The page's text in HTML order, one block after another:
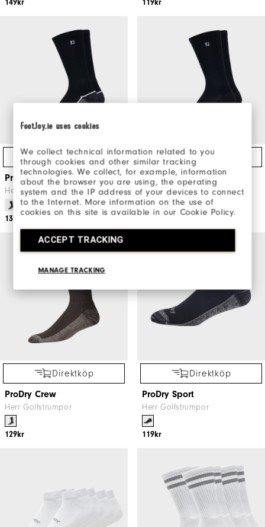
FootJoy.ie uses cookies
We collect technical information related to you
through cookies and other similar tracking
technologies. We collect, for example, information
about the browser you are using, the operating
system and the IP address of your devices to connect
to the Internet. More information on the use of
cookies on this site is available in our Cookie Policy.
ACCEPT TRACKING
MANAGE TRACKING
149kr 119kr
Direktköp
ProDry Crew
Herr Golfkläder
139kr
Direktköp
ProDry Lightweight Crew
Herr Golfstrumpor
129kr
Direktköp
ProDry Crew
Herr Golfstrumpor
129kr
Direktköp
ProDry Sport
Herr Golfstrumpor
119kr